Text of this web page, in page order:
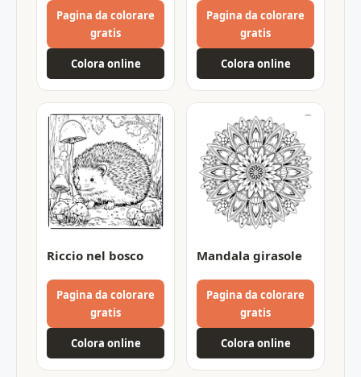
Pagina da colorare
gratis
Colora online
Pagina da colorare
gratis
Colora online
Riccio nel bosco
Pagina da colorare
gratis
Colora online
Mandala girasole
Pagina da colorare
gratis
Colora online